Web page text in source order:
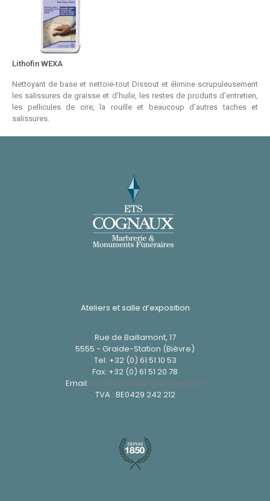
Lithofin WEXA
Nettoyant de base et nettoie-tout Dissout et élimine scrupuleusement
les salissures de graisse et d'huile, les restes de produits d'entretien,
les pellicules de cire, la rouille et beaucoup d'autres taches et
salissures.
Ateliers et salle d’exposition
Rue de Baillamont, 17
5555 - Graide-Station (Bièvre)
Tel: +32 (0) 61 51 10 53
Fax: +32 (0) 61 51 20 78
Email: info@cognaux-marbrerie.be
TVA : BE0429 242 212